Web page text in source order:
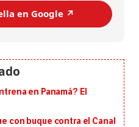
en Google ↗️
en Panamá? El
con buque contra el Canal